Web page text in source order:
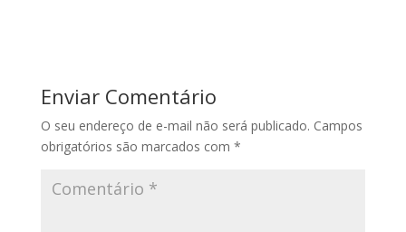
Enviar Comentário
O seu endereço de e-mail não será publicado. Campos
obrigatórios são marcados com *